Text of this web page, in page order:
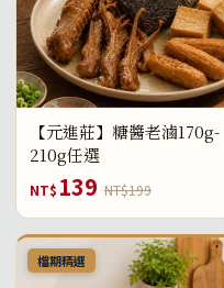
【元進莊】糖醬老滷170g-
210g任選
NT$ 139 NT$199
檔期精選